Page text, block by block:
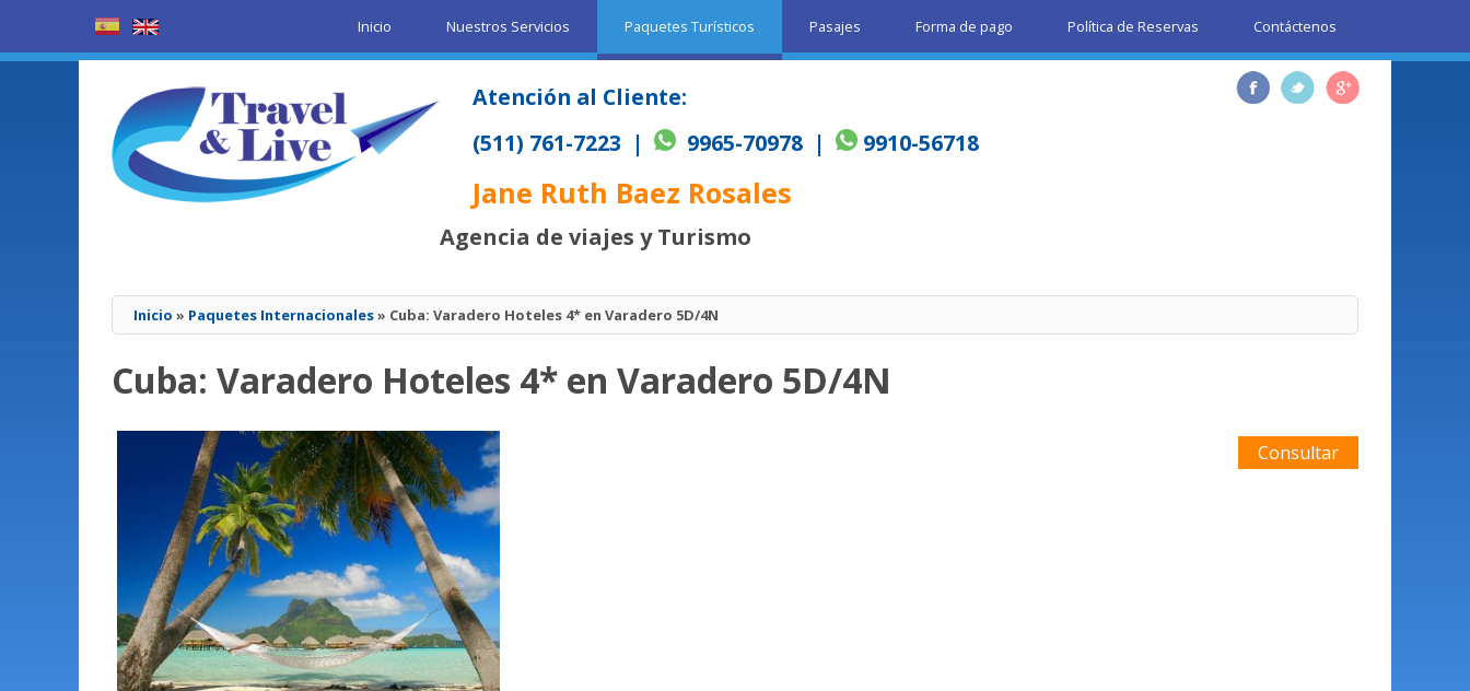
Inicio Nuestros Servicios Paquetes Turísticos Pasajes Forma de pago Política de Reservas Contáctenos
Atención al Cliente:
(511) 761-7223 |
9965-70978 | 9910-56718
Jane Ruth Baez Rosales
Agencia de viajes y Turismo
Inicio » Paquetes Internacionales» Cuba: Varadero Hoteles 4* en Varadero 5D/4N
Cuba: Varadero Hoteles 4* en Varadero 5D/4N
Consultar